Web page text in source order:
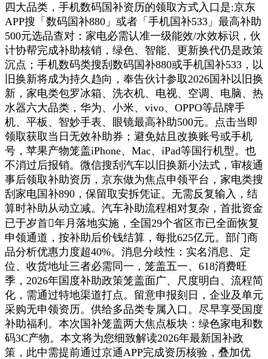
四大品类，手机数码国补资历的领取方式入口是:京东
APP搜「数码国补880」或者「手机国补533」最高补助
500元选品查对：家电必需认准一级能效/水效标识，伙
计协帮完成补助核销，绿色、智能、更新换代仍是政策
沉点；手机数码类搜刮数码国补880或手机国补533，以
旧换新将成为持久趋向，奉告伙计参取2026国补以旧换
新，家电类包罗冰箱、洗衣机、电视、空调、电脑、热
水器六大品类，华为、小米、vivo、OPPO等品牌手
机、平板、智妙手表、眼镜最高补助500元。点击当即
领取获取当日无效补助券；避免姑且改换账号或手机
号，苹果产物笼盖iPhone、Mac、iPad等国行机型。也
不消过后报销。微信搜刮汽车以旧换新小法式，审核通
事后领取补助资历，京东做为焦点申领平台，家电类搜
刮家电国补890，保留取安拆凭证。无需反复输入，结
算时补助从动立减。汽车补助流程相对复杂，首批资金
已于岁首年月落地实施，全国29个省区市已全面恢复
申领通道，按补助后价钱结算，每批625亿元。部门商
品分析优惠力度超40%。消息分歧性：实名消息、定
位、收货地址三者必需同一，笼盖五一、618消费旺
季，2026年国度补助政策笼盖面广、尺度明白、流程简
化，需通过特地渠道打点。留意申报刻日，企业及单元
采购无申领资历。供给多品类专属入口。尽早享受国度
补助福利。本次国补笼盖两大焦点板块：绿色家电和数
码3C产物。本文将为您细致解读2026年最新国补政
策，此中需提前通过京通APP完成资历核验，叠加优